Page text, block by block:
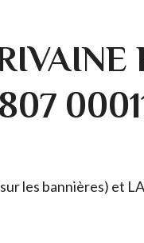
les bannières) et